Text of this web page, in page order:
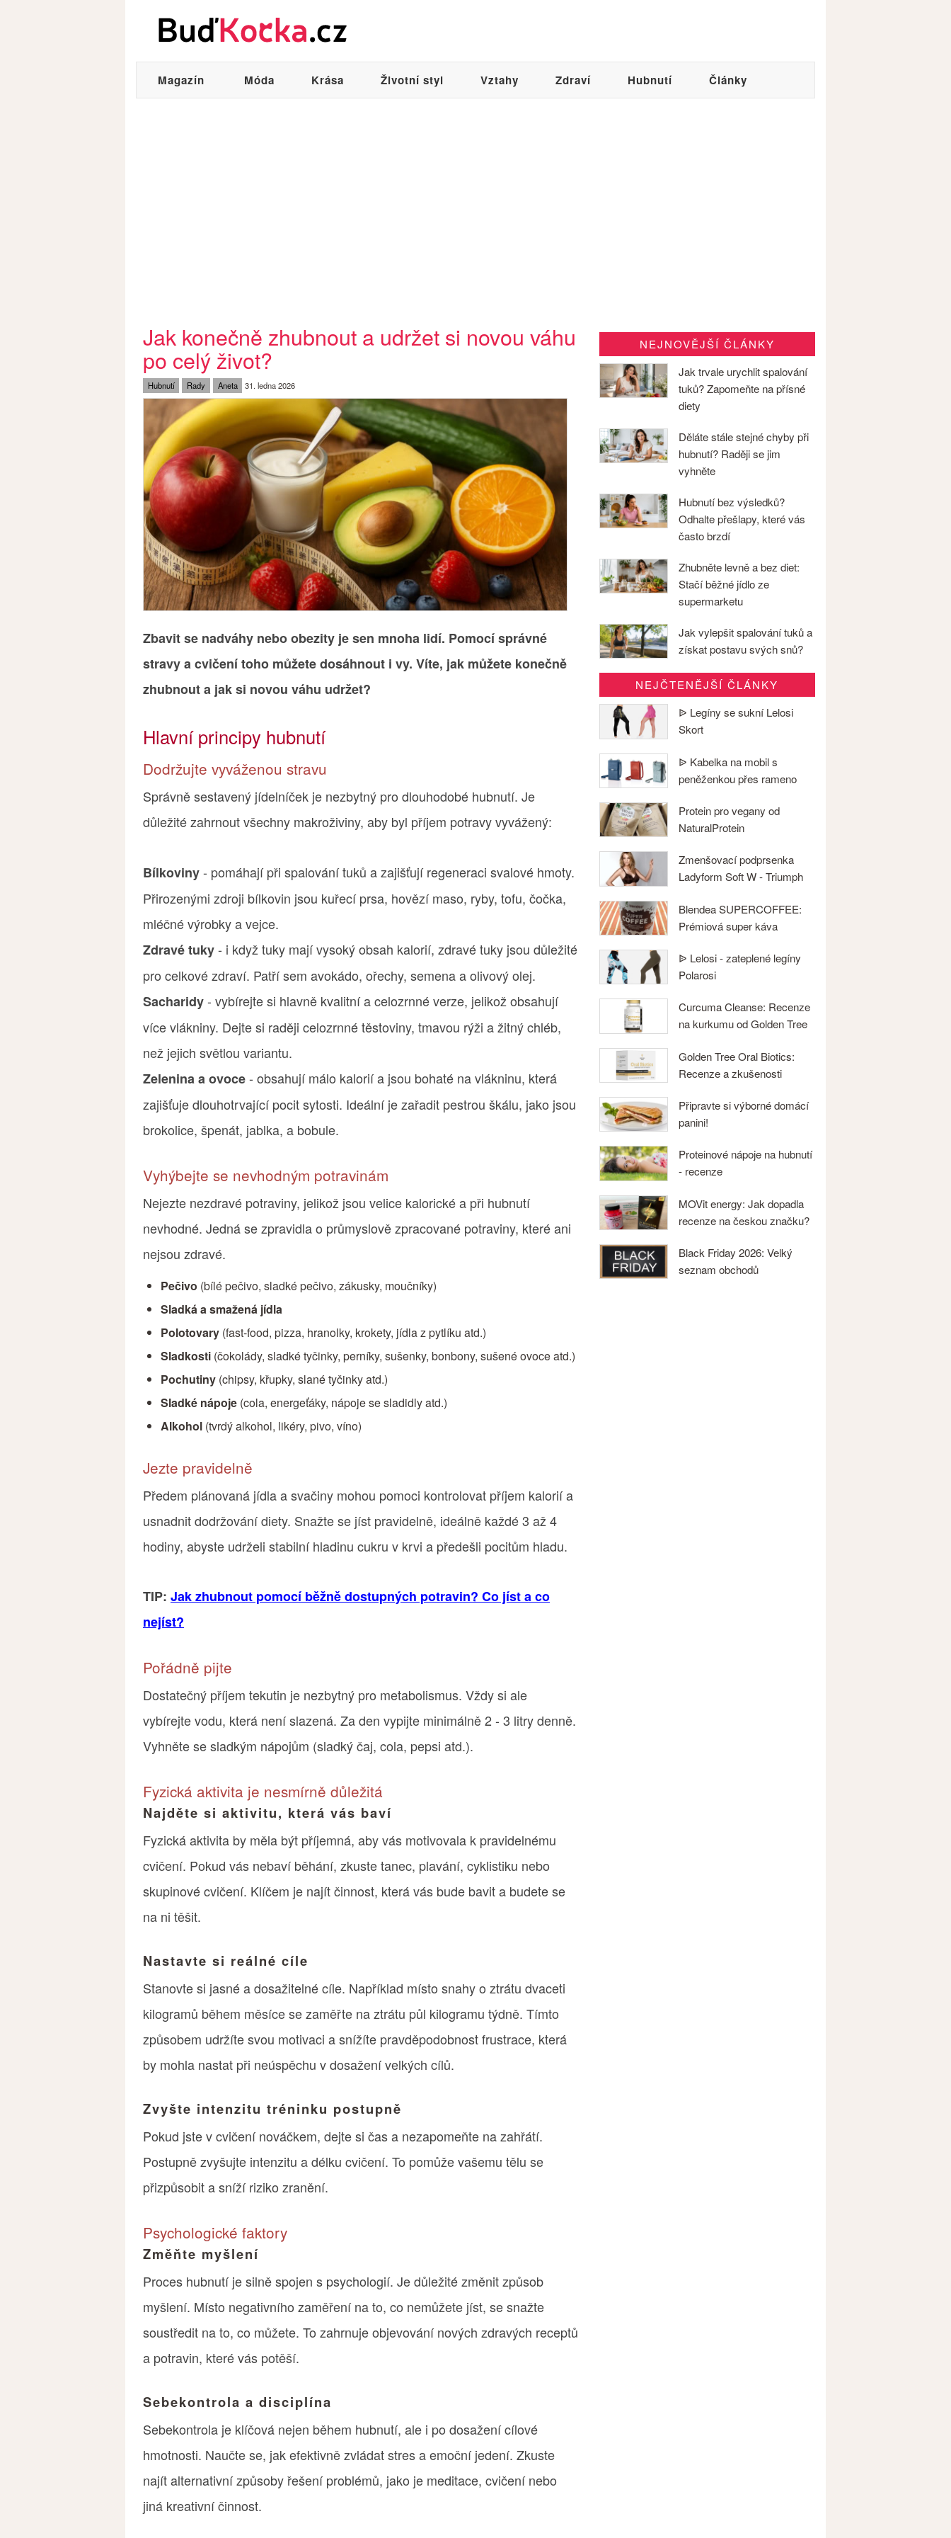
Magazín Móda Krása Životní styl Vztahy Zdraví Hubnutí Články
Jak konečně zhubnout a udržet si novou váhu
po celý život?
Hubnutí Rady Aneta 31. ledna 2026
Zbavit se nadváhy nebo obezity je sen mnoha lidí. Pomocí správné
stravy a cvičení toho můžete dosáhnout i vy. Víte, jak můžete konečně
zhubnout a jak si novou váhu udržet?
Hlavní principy hubnutí
Dodržujte vyváženou stravu
Správně sestavený jídelníček je nezbytný pro dlouhodobé hubnutí. Je
důležité zahrnout všechny makroživiny, aby byl příjem potravy vyvážený:
Bílkoviny- pomáhají při spalování tuků a zajišťují regeneraci svalové hmoty.
Přirozenými zdroji bílkovin jsou kuřecí prsa, hovězí maso, ryby, tofu, čočka,
mléčné výrobky a vejce.
Zdravé tuky- i když tuky mají vysoký obsah kalorií, zdravé tuky jsou důležité
pro celkové zdraví. Patří sem avokádo, ořechy, semena a olivový olej.
Sacharidy- vybírejte si hlavně kvalitní a celozrnné verze, jelikož obsahují
více vlákniny. Dejte si raději celozrnné těstoviny, tmavou rýži a žitný chléb,
než jejich světlou variantu.
Zelenina a ovoce- obsahují málo kalorií a jsou bohaté na vlákninu, která
zajišťuje dlouhotrvající pocit sytosti. Ideální je zařadit pestrou škálu, jako jsou
brokolice, špenát, jablka, a bobule.
Vyhýbejte se nevhodným potravinám
Nejezte nezdravé potraviny, jelikož jsou velice kalorické a při hubnutí
nevhodné. Jedná se zpravidla o průmyslově zpracované potraviny, které ani
nejsou zdravé.
Pečivo (bílé pečivo, sladké pečivo, zákusky, moučníky)
Sladká a smažená jídla
Polotovary (fast-food, pizza, hranolky, krokety, jídla z pytlíku atd.)
Sladkosti (čokolády, sladké tyčinky, perníky, sušenky, bonbony, sušené ovoce atd.)
Pochutiny (chipsy, křupky, slané tyčinky atd.)
Sladké nápoje (cola, energeťáky, nápoje se sladidly atd.)
Alkohol (tvrdý alkohol, likéry, pivo, víno)
Jezte pravidelně
Předem plánovaná jídla a svačiny mohou pomoci kontrolovat příjem kalorií a
usnadnit dodržování diety. Snažte se jíst pravidelně, ideálně každé 3 až 4
hodiny, abyste udrželi stabilní hladinu cukru v krvi a předešli pocitům hladu.
TIP: Jak zhubnout pomocí běžně dostupných potravin? Co jíst a co
nejíst?
Pořádně pijte
Dostatečný příjem tekutin je nezbytný pro metabolismus. Vždy si ale
vybírejte vodu, která není slazená. Za den vypijte minimálně 2 - 3 litry denně.
Vyhněte se sladkým nápojům (sladký čaj, cola, pepsi atd.).
Fyzická aktivita je nesmírně důležitá
Najděte si aktivitu, která vás baví
Fyzická aktivita by měla být příjemná, aby vás motivovala k pravidelnému
cvičení. Pokud vás nebaví běhání, zkuste tanec, plavání, cyklistiku nebo
skupinové cvičení. Klíčem je najít činnost, která vás bude bavit a budete se
na ni těšit.
Nastavte si reálné cíle
Stanovte si jasné a dosažitelné cíle. Například místo snahy o ztrátu dvaceti
kilogramů během měsíce se zaměřte na ztrátu půl kilogramu týdně. Tímto
způsobem udržíte svou motivaci a snížíte pravděpodobnost frustrace, která
by mohla nastat při neúspěchu v dosažení velkých cílů.
Zvyšte intenzitu tréninku postupně
Pokud jste v cvičení nováčkem, dejte si čas a nezapomeňte na zahřátí.
Postupně zvyšujte intenzitu a délku cvičení. To pomůže vašemu tělu se
přizpůsobit a sníží riziko zranění.
Psychologické faktory
Změňte myšlení
Proces hubnutí je silně spojen s psychologií. Je důležité změnit způsob
myšlení. Místo negativního zaměření na to, co nemůžete jíst, se snažte
soustředit na to, co můžete. To zahrnuje objevování nových zdravých receptů
a potravin, které vás potěší.
Sebekontrola a disciplína
Sebekontrola je klíčová nejen během hubnutí, ale i po dosažení cílové
hmotnosti. Naučte se, jak efektivně zvládat stres a emoční jedení. Zkuste
najít alternativní způsoby řešení problémů, jako je meditace, cvičení nebo
jiná kreativní činnost.
NEJNOVĚJŠÍ ČLÁNKY
Jak trvale urychlit spalování
tuků? Zapomeňte na přísné
diety
Děláte stále stejné chyby při
hubnutí? Raději se jim
vyhněte
Hubnutí bez výsledků?
Odhalte přešlapy, které vás
často brzdí
Zhubněte levně a bez diet:
Stačí běžné jídlo ze
supermarketu
Jak vylepšit spalování tuků a
získat postavu svých snů?
NEJČTENĚJŠÍ ČLÁNKY
ᐉ Legíny se sukní Lelosi
Skort
ᐉ Kabelka na mobil s
peněženkou přes rameno
Protein pro vegany od
NaturalProtein
Zmenšovací podprsenka
Ladyform Soft W - Triumph
Blendea SUPERCOFFEE:
Prémiová super káva
ᐉ Lelosi - zateplené legíny
Polarosi
Curcuma Cleanse: Recenze
na kurkumu od Golden Tree
Golden Tree Oral Biotics:
Recenze a zkušenosti
Připravte si výborné domácí
panini!
Proteinové nápoje na hubnutí
- recenze
MOVit energy: Jak dopadla
recenze na českou značku?
Black Friday 2026: Velký
seznam obchodů